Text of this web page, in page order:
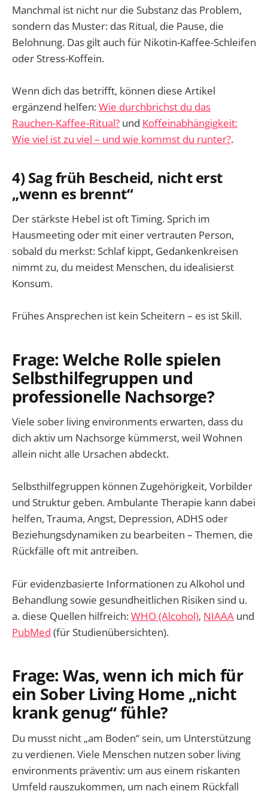
Manchmal ist nicht nur die Substanz das Problem,
sondern das Muster: das Ritual, die Pause, die
Belohnung. Das gilt auch für Nikotin-Kaffee-Schleifen
oder Stress-Koffein.
Wenn dich das betrifft, können diese Artikel
ergänzend helfen:Wie durchbrichst du das
Rauchen-Kaffee-Ritual? und Koffeinabhängigkeit:
Wie viel ist zu viel – und wie kommst du runter?.
4) Sag früh Bescheid, nicht erst
„wenn es brennt“
Der stärkste Hebel ist oft Timing. Sprich im
Hausmeeting oder mit einer vertrauten Person,
sobald du merkst: Schlaf kippt, Gedankenkreisen
nimmt zu, du meidest Menschen, du idealisierst
Konsum.
Frühes Ansprechen ist kein Scheitern – es ist Skill.
Frage: Welche Rolle spielen
Selbsthilfegruppen und
professionelle Nachsorge?
Viele sober living environments erwarten, dass du
dich aktiv um Nachsorge kümmerst, weil Wohnen
allein nicht alle Ursachen abdeckt.
Selbsthilfegruppen können Zugehörigkeit, Vorbilder
und Struktur geben. Ambulante Therapie kann dabei
helfen, Trauma, Angst, Depression, ADHS oder
Beziehungsdynamiken zu bearbeiten – Themen, die
Rückfälle oft mit antreiben.
Für evidenzbasierte Informationen zu Alkohol und
Behandlung sowie gesundheitlichen Risiken sind u.
a. diese Quellen hilfreich:WHO (Alcohol), NIAAA und
PubMed (für Studienübersichten).
Frage: Was, wenn ich mich für
ein Sober Living Home „nicht
krank genug“ fühle?
Du musst nicht „am Boden“ sein, um Unterstützung
zu verdienen. Viele Menschen nutzen sober living
environments präventiv: um aus einem riskanten
Umfeld rauszukommen, um nach einem Rückfall